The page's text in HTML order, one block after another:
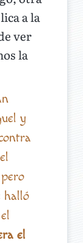
a la
ver
la
y
halló
el